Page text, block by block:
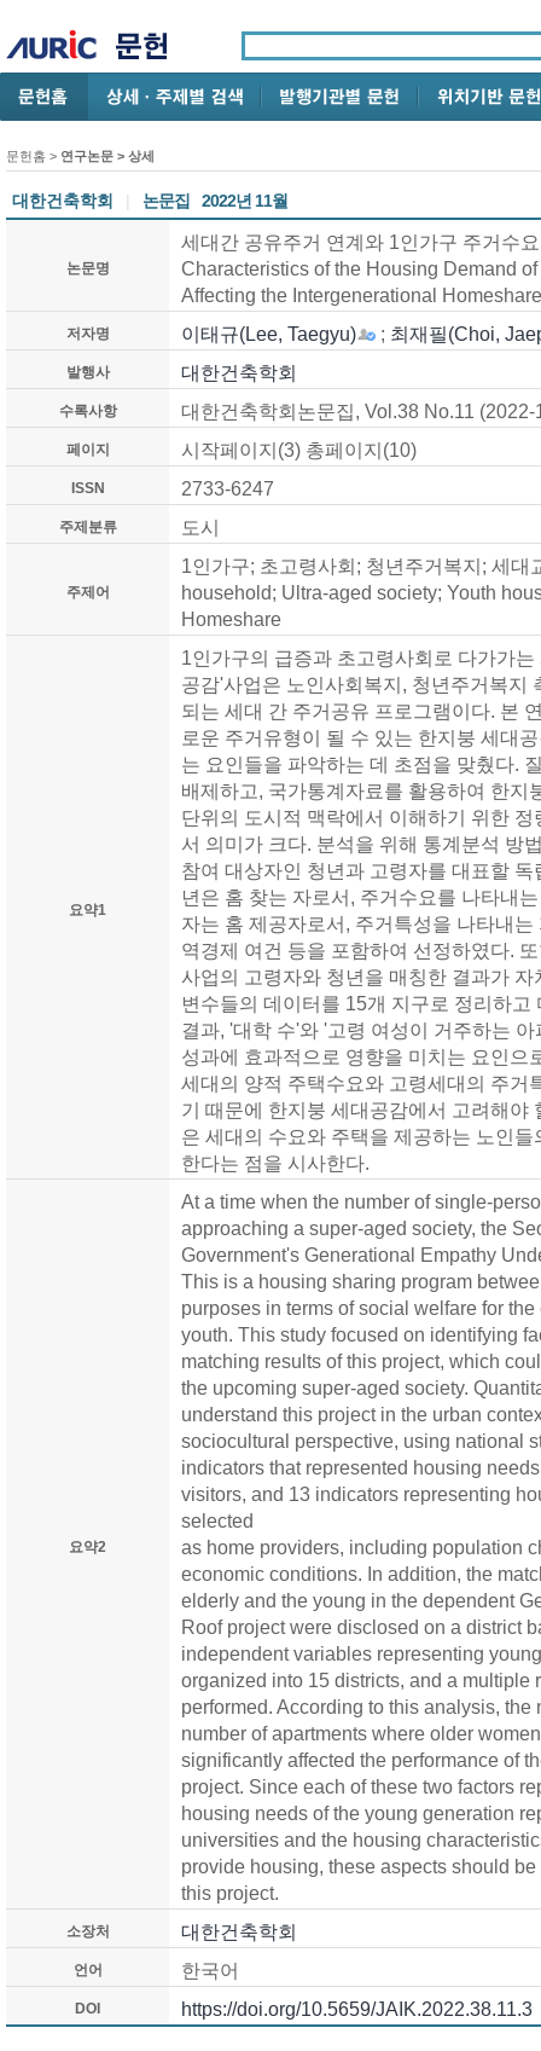
문헌홈 > 연구논문 > 상세
대한건축학회 | 논문집 2022년 11월
논문명
세대간 공유주거 연계와 1인가구 주거수
Characteristics of the Housing Demand
Affecting the Intergenerational Homeshare
저자명 이태규(Lee, Taegyu) ; 최재필(Choi,
발행사 대한건축학회
수록사항 대한건축학회논문집, Vol.38 No.11 (2022-
페이지 시작페이지(3) 총페이지(10)
ISSN 2733-6247
주제분류 도시
주제어
1인가구; 초고령사회; 청년주거복지; 세대
household; Ultra-aged society; Youth
Homeshare
요약1
1인가구의 급증과 초고령사회로 다가가
공감'사업은 노인사회복지, 청년주거복지
되는 세대 간 주거공유 프로그램이다. 본
로운 주거유형이 될 수 있는 한지붕 세대
는 요인들을 파악하는 데 초점을 맞췄다.
배제하고, 국가통계자료를 활용하여 한지
단위의 도시적 맥락에서 이해하기 위한
서 의미가 크다. 분석을 위해 통계분석 방
참여 대상자인 청년과 고령자를 대표할
년은 홈 찾는 자로서, 주거수요를 나타내
자는 홈 제공자로서, 주거특성을 나타내
역경제 여건 등을 포함하여 선정하였다.
사업의 고령자와 청년을 매칭한 결과가
변수들의 데이터를 15개 지구로 정리하
결과, '대학 수'와 '고령 여성이 거주하는
성과에 효과적으로 영향을 미치는 요인으
세대의 양적 주택수요와 고령세대의 주거
기 때문에 한지붕 세대공감에서 고려해야
은 세대의 수요와 주택을 제공하는 노인
한다는 점을 시사한다.
요약2
At a time when the number of single-
approaching a super-aged society, the
Government's Generational Empathy
This is a housing sharing program
purposes in terms of social welfare for
youth. This study focused on identifying
matching results of this project, which
the upcoming super-aged society.
understand this project in the urban
sociocultural perspective, using national
indicators that represented housing
visitors, and 13 indicators representing
selected
as home providers, including population
economic conditions. In addition, the
elderly and the young in the dependent
Roof project were disclosed on a district
independent variables representing
organized into 15 districts, and a multiple
performed. According to this analysis,
number of apartments where older
significantly affected the performance of
project. Since each of these two factors
housing needs of the young generation
universities and the housing
provide housing, these aspects should
this project.
소장처 대한건축학회
언어 한국어
DOI https://doi.org/10.5659/JAIK.2022.38.11.3